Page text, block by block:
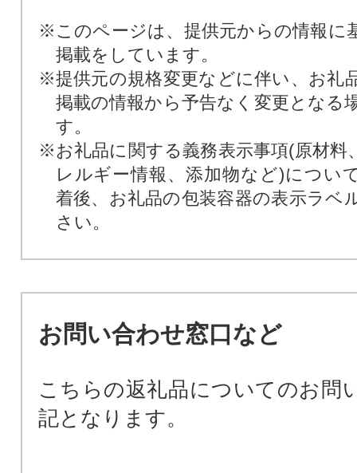
※このページは、提供元からの情報に
掲載をしています。
※提供元の規格変更などに伴い、お礼
掲載の情報から予告なく変更となる
す。
※お礼品に関する義務表示事項(原材料
レルギー情報、添加物など)につい
着後、お礼品の包装容器の表示ラベ
さい。
お問い合わせ窓口など
こちらの返礼品についてのお問
記となります。